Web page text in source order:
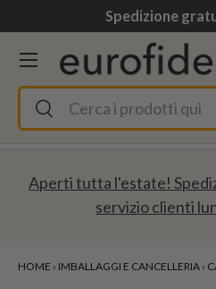
Passa ai contenuti
Spedizione
Cerca
Cerca
Menu
Aperti tutta l'estate!
servizio clienti
HOME › IMBALLAGGI E CANCELLERIA ›